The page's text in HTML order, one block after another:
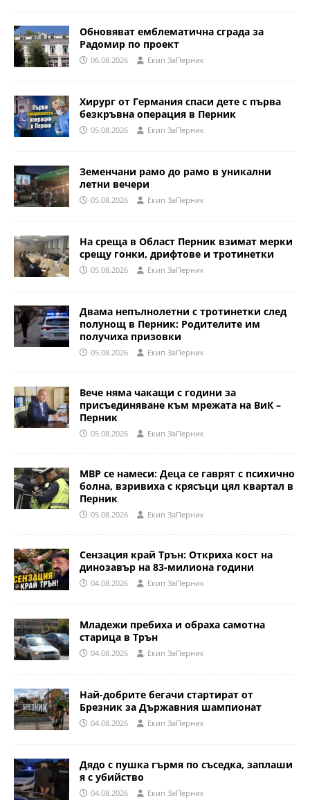
Обновяват емблематична сграда за
Радомир по проект
06.08.2026 Eкип ЗаПерник
Хирург от Германия спаси дете с първа
безкръвна операция в Перник
05.08.2026 Eкип ЗаПерник
Земенчани рамо до рамо в уникални
летни вечери
05.08.2026 Eкип ЗаПерник
На среща в Област Перник взимат мерки
срещу гонки, дрифтове и тротинетки
05.08.2026 Eкип ЗаПерник
Двама непълнолетни с тротинетки след
полунощ в Перник: Родителите им
получиха призовки
05.08.2026 Eкип ЗаПерник
Вече няма чакащи с години за
присъединяване към мрежата на ВиК –
Перник
05.08.2026 Eкип ЗаПерник
МВР се намеси: Деца се гаврят с психично
болна, взривиха с крясъци цял квартал в
Перник
05.08.2026 Eкип ЗаПерник
Сензация край Трън: Откриха кост на
динозавър на 83-милиона години
04.08.2026 Eкип ЗаПерник
Младежи пребиха и обраха самотна
старица в Трън
04.08.2026 Eкип ЗаПерник
Най-добрите бегачи стартират от
Брезник за Държавния шампионат
04.08.2026 Eкип ЗаПерник
Дядо с пушка гърмя по съседка, заплаши
я с убийство
04.08.2026 Eкип ЗаПерник